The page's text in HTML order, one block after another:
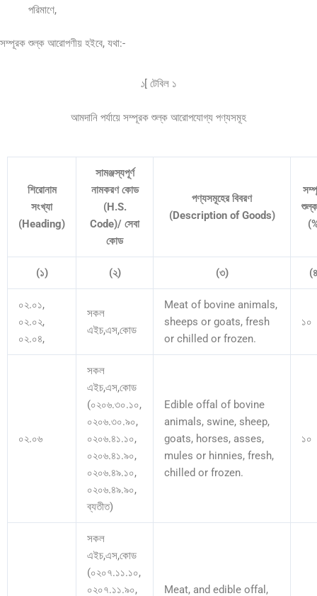
পরিমাণে,
সম্পূরক শুল্ক আরোপণীয় হইবে, যথা:-
১ [ টেবিল ১
আমদানি পর্যায়ে সম্পূরক শুল্ক আরোপযোগ্য পণ্যসমূহ
শিরোনাম
সংখ্যা
(Heading)
সামঞ্জস্যপূর্ণ
নামকরণ কোড
(H.S.
Code)/ সেবা
কোড
পণ্যসমূহের বিবরণ
(Description of Goods)
(১) (২) (৩)
০২.০১,
০২.০২,
০২.০৪,
সকল
এইচ,এস,কোড
Meat of bovine animals,
sheeps or goats, fresh
or chilled or frozen.
১০
০২.০৬
সকল
এইচ,এস,কোড
(০২০৬.৩০.১০,
০২০৬.৩০.৯০,
০২০৬.৪১.১০,
০২০৬.৪১.৯০,
০২০৬.৪৯.১০,
০২০৬.৪৯.৯০,
ব্যতীত)
Edible offal of bovine
animals, swine, sheep,
goats, horses, asses,
mules or hinnies, fresh,
chilled or frozen.
১০
সকল
এইচ,এস,কোড
(০২০৭.১১.১০,
০২০৭.১১.৯০,
Meat, and edible offal,